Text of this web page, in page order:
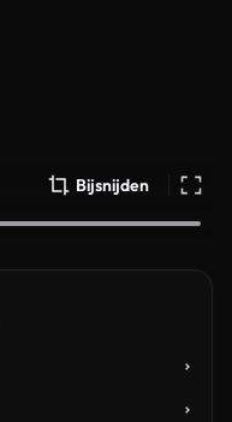
Bijsnijden